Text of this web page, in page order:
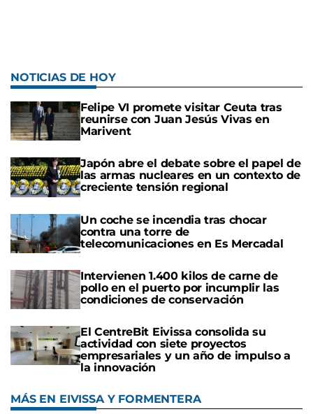
NOTICIAS DE HOY
Felipe VI promete visitar Ceuta tras
reunirse con Juan Jesús Vivas en
Marivent
Japón abre el debate sobre el papel de
las armas nucleares en un contexto de
creciente tensión regional
Un coche se incendia tras chocar
contra una torre de
telecomunicaciones en Es Mercadal
Intervienen 1.400 kilos de carne de
pollo en el puerto por incumplir las
condiciones de conservación
El CentreBit Eivissa consolida su
actividad con siete proyectos
empresariales y un año de impulso a
la innovación
MÁS EN EIVISSA Y FORMENTERA